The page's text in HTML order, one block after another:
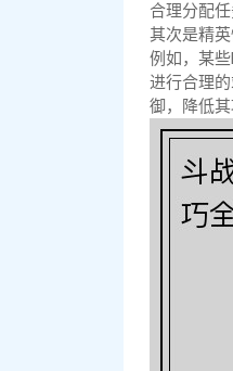
合理分配
其次是精
例如，某
进行合理
御，降低其